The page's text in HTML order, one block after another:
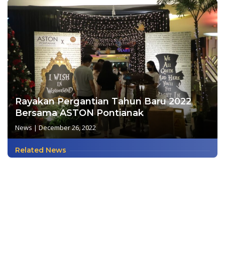
Rayakan Pergantian Tahun Baru 2022
Bersama ASTON Pontianak
News | December 26, 2022
Related News